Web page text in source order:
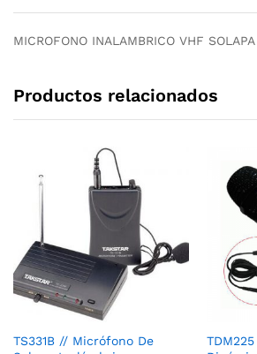
MICROFONO INALAMBRICO VHF
Productos relacionados
TS331B // Micrófono De